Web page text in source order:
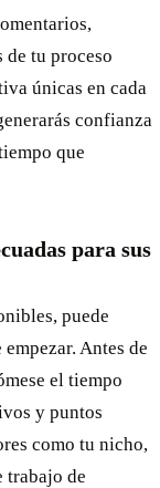
de tu proceso
únicas en cada
confianza
que
para sus
puede
Antes de
el tiempo
y puntos
como tu nicho,
trabajo de